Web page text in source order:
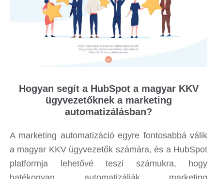
Hogyan segít a HubSpot a magyar KKV
ügyvezetőknek a marketing
automatizálásban?
A marketing automatizáció egyre fontosabbá válik
a magyar KKV ügyvezetők számára, és a HubSpot
platformja lehetővé teszi számukra, hogy